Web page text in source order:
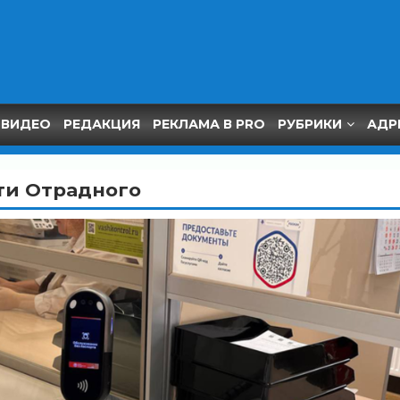
ВИДЕО РЕДАКЦИЯ РЕКЛАМА В PRO РУБРИКИ
Отрадного